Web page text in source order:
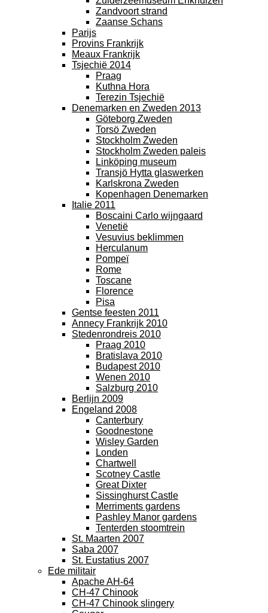
Zandvoort strand
Zaanse Schans
Parijs
Provins Frankrijk
Meaux Frankrijk
Tsjechië 2014
Praag
Kuthna Hora
Terezin Tsjechië
Denemarken en Zweden 2013
Göteborg Zweden
Torsö Zweden
Stockholm Zweden
Stockholm Zweden paleis
Linköping museum
Transjö Hytta glaswerken
Karlskrona Zweden
Kopenhagen Denemarken
Italie 2011
Boscaini Carlo wijngaard
Venetië
Vesuvius beklimmen
Herculanum
Pompeï
Rome
Toscane
Florence
Pisa
Gentse feesten 2011
Annecy Frankrijk 2010
Stedenrondreis 2010
Praag 2010
Bratislava 2010
Budapest 2010
Wenen 2010
Salzburg 2010
Berlijn 2009
Engeland 2008
Canterbury
Goodnestone
Wisley Garden
Londen
Chartwell
Scotney Castle
Great Dixter
Sissinghurst Castle
Merriments gardens
Pashley Manor gardens
Tenterden stoomtrein
St. Maarten 2007
Saba 2007
St. Eustatius 2007
Ede militair
Apache AH-64
CH-47 Chinook
CH-47 Chinook slingery